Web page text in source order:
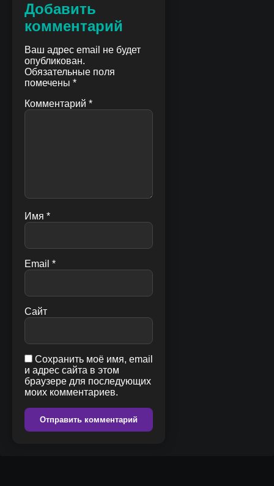
Добавить
комментарий
Ваш адрес email не будет
опубликован.
Обязательные поля
помечены *
Комментарий *
Имя *
Email *
Сайт
Сохранить моё имя, email
и адрес сайта в этом
браузере для последующих
моих комментариев.